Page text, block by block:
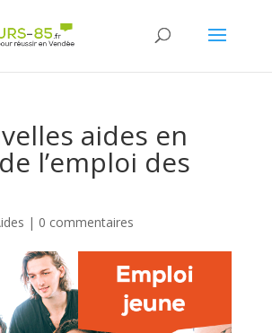
aides en
l’emploi des
| 0 commentaires